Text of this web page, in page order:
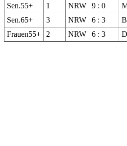
Sen.55+
1 NRW 9 : 0
Sen.65+
3 NRW 6 : 3
Frauen55+
2 NRW 6 : 3